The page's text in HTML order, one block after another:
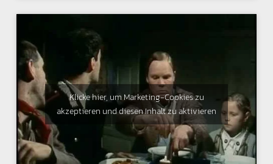
Klicke hier, um Marketing-Cookies zu
akzeptieren und diesen Inhalt zu aktivieren